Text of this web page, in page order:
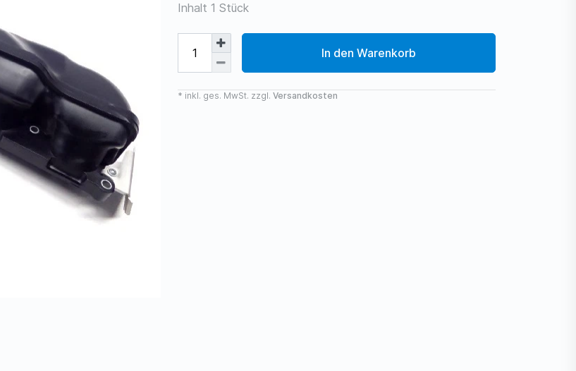
Inhalt 1 Stück
In den Warenkorb
* inkl. ges. MwSt. zzgl. Versandkosten